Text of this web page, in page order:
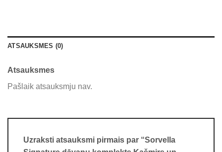
ATSAUKSMES (0)
Atsauksmes
Pašlaik atsauksmju nav.
Uzraksti atsauksmi pirmais par “Sorvella